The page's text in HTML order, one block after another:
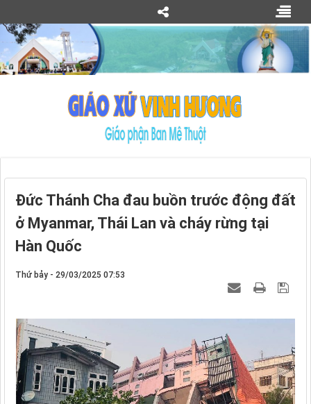
Đức Thánh Cha đau buồn trước động đất
ở Myanmar, Thái Lan và cháy rừng tại
Hàn Quốc
Thứ bảy - 29/03/2025 07:53